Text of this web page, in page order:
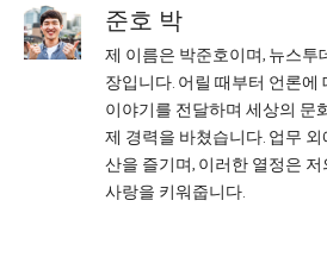
준호 박
제 이름은 박준호이며, 뉴스
장입니다. 어릴 때부터 언론
이야기를 전달하며 세상의 문
제 경력을 바쳤습니다. 업무
산을 즐기며, 이러한 열정은
사랑을 키워줍니다.